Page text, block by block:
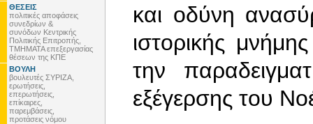
ΘΕΣΕΙΣ
πολιτικές αποφάσεις
συνεδρίων &
συνόδων Κεντρικής
Πολιτικής Επιτροπής,
ΤΜΗΜΑΤΑ επεξεργασίας
θέσεων της ΚΠΕ
ΒΟΥΛΗ
βουλευτές ΣΥΡΙΖΑ,
ερωτήσεις,
επερωτήσεις,
επίκαιρες,
παρεμβάσεις,
προτάσεις νόμου
και οδύνη
ιστορικής
την
εξέγερσης του